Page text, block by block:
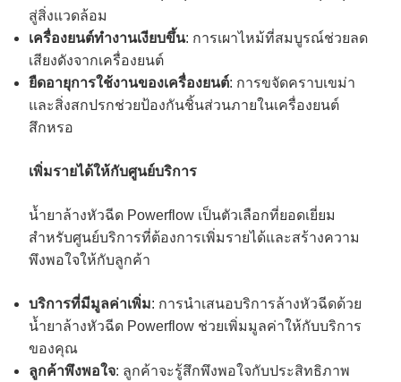
สู่สิ่งแวดล้อม
เครื่องยนต์ทำงานเงียบขึ้น: การเผาไหม้ที่สมบูรณ์ช่วยลด
เสียงดังจากเครื่องยนต์
ยืดอายุการใช้งานของเครื่องยนต์: การขจัดคราบเขม่า
และสิ่งสกปรกช่วยป้องกันชิ้นส่วนภายในเครื่องยนต์
สึกหรอ
เพิ่มรายได้ให้กับศูนย์บริการ
น้ำยาล้างหัวฉีด Powerflow เป็นตัวเลือกที่ยอดเยี่ยม
สำหรับศูนย์บริการที่ต้องการเพิ่มรายได้และสร้างความ
พึงพอใจให้กับลูกค้า
บริการที่มีมูลค่าเพิ่ม: การนำเสนอบริการล้างหัวฉีดด้วย
น้ำยาล้างหัวฉีด Powerflow ช่วยเพิ่มมูลค่าให้กับบริการ
ของคุณ
ลูกค้าพึงพอใจ: ลูกค้าจะรู้สึกพึงพอใจกับประสิทธิภาพ